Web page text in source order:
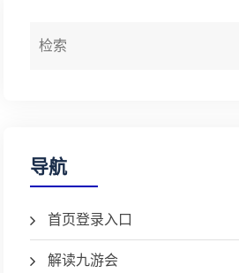
导航
首页登录入口
解读九游会